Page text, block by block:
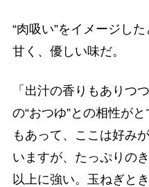
“肉吸い”をイメージし
甘く、優しい味だ。
「出汁の香りもありつ
の“おつゆ”との相性が
もあって、ここは好み
いますが、たっぷりの
以上に強い。玉ねぎと